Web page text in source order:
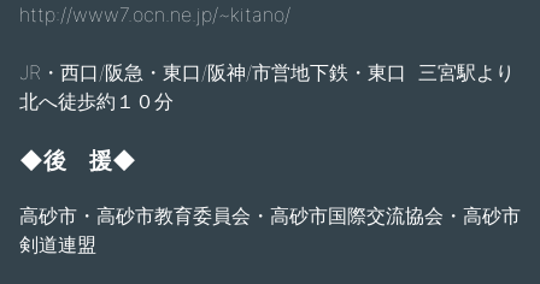
http://www7.ocn.ne.jp/~kitano/
JR・西口/阪急・東口/阪神/市営地下鉄・東口 三宮駅より
北へ徒歩約１０分
◆後 援◆
高砂市・高砂市教育委員会・高砂市国際交流協会・高砂市
剣道連盟